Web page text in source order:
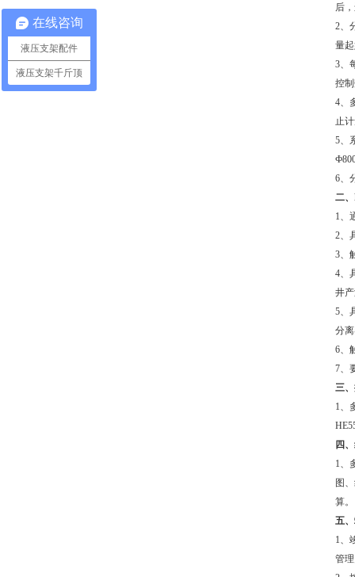
后
2、
量
3、
控
4、
止
5、
6、
二
1、
2、
3、
4、
井产
5、
分
6、
7、
三
1、
四
1、
图
算。
五
1、
管
在线咨询
液压支架配件
液压支架千斤顶